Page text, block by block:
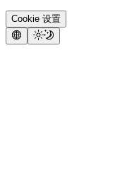
Cookie 设置